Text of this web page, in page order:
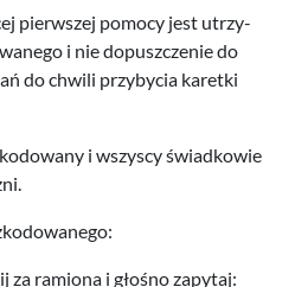
pier­wszej pomocy jest utrzy­
i nie dopuszcze­nie do
do chwili przy­by­cia karetki
i wszyscy świad­kowie
za ramiona i głośno zapy­taj: